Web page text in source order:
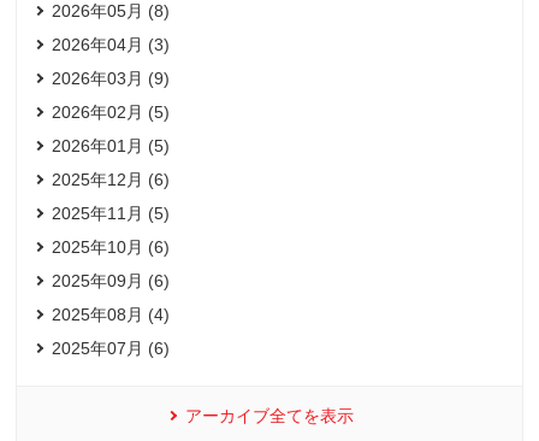
2026年05月 (8)
2026年04月 (3)
2026年03月 (9)
2026年02月 (5)
2026年01月 (5)
2025年12月 (6)
2025年11月 (5)
2025年10月 (6)
2025年09月 (6)
2025年08月 (4)
2025年07月 (6)
アーカイブ全てを表示